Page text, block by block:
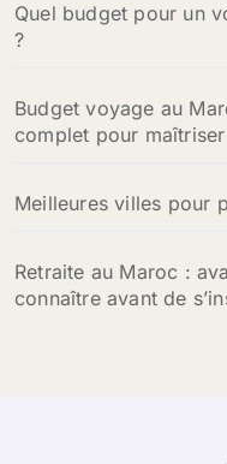
:Quel budget pour un
?
Budget voyage au
complet pour
Meilleures villes pour
Retraite au Maroc :
connaître avant de